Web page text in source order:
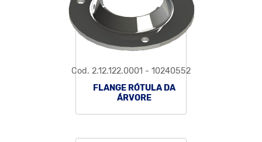
Cod. 2.12.122.0001 - 10240552
FLANGE RÓTULA DA
ÁRVORE